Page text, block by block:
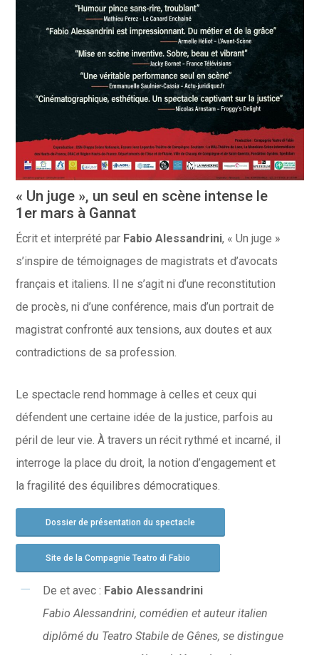
« Un juge », un seul en scène intense le
1er mars à Gannat
Écrit et interprété par Fabio Alessandrini, « Un juge »
s’inspire de témoignages de magistrats et d’avocats
français et italiens. Il ne s’agit ni d’une reconstitution
de procès, ni d’une conférence, mais d’un portrait de
magistrat confronté aux tensions, aux doutes et aux
contradictions de sa profession.
Le spectacle rend hommage à celles et ceux qui
défendent une certaine idée de la justice, parfois au
péril de leur vie. À travers un récit rythmé et incarné, il
interroge la place du droit, la notion d’engagement et
la fragilité des équilibres démocratiques.
Dossier de présentation du spectacle
Site de la Compagnie Teatro di Fabio
De et avec : Fabio Alessandrini
Fabio Alessandrini, comédien et auteur italien
diplômé du Teatro Stabile de Gênes, se distingue